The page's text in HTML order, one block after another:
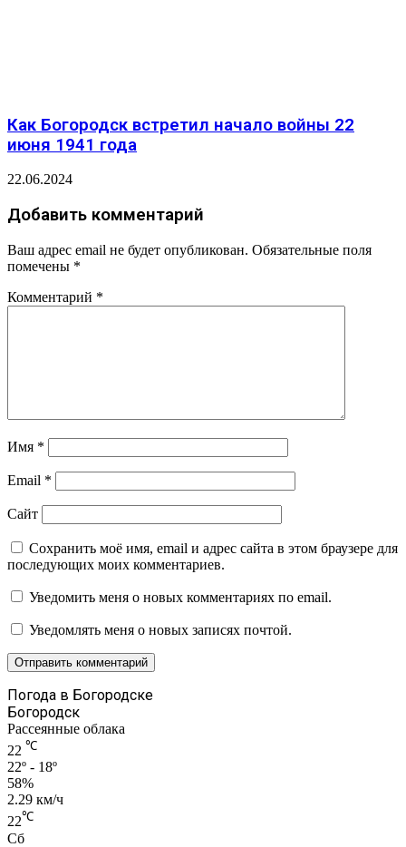
Как Богородск встретил начало войны 22
июня 1941 года
22.06.2024
Добавить комментарий
Ваш адрес email не будет опубликован. Обязательные поля
помечены *
Комментарий *
Имя *
Email *
Сайт
Сохранить моё имя, email и адрес сайта в этом браузере для
последующих моих комментариев.
Уведомить меня о новых комментариях по email.
Уведомлять меня о новых записях почтой.
Погода в Богородске
Богородск
Рассеянные облака
22 ℃
22º - 18º
58%
2.29 км/ч
22℃
Сб